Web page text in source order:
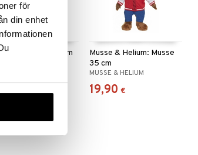
för
din enhet
& Helium: Helium
€
Musse & Helium: Musse
35 cm
MUSSE & HELIUM
19,90 €